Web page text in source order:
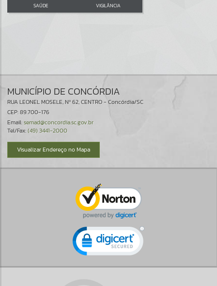
SAÚDE VIGILÂNCIA
MUNICÍPIO DE CONCÓRDIA
RUA LEONEL MOSELE, Nº 62, CENTRO - Concórdia/SC
CEP: 89.700-176
Email:semad@concordia.sc.gov.br
Tel/Fax:(49) 3441-2000
Visualizar Endereço no Mapa